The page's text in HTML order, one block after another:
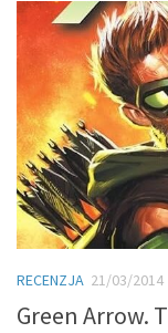
RECENZJA 21/03/2014
Green Arrow.